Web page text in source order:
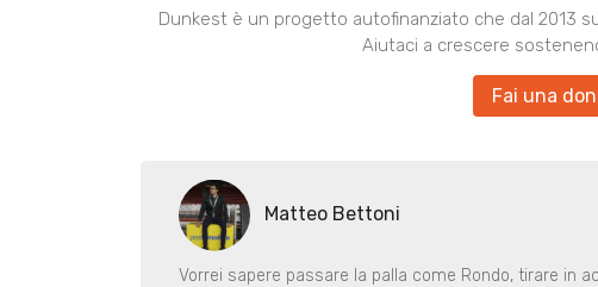
Dunkest è un progetto autofinanziato che dal 2013
Aiutaci a crescere
Fai una
Matteo Bettoni
Vorrei sapere passare la palla come Rondo, tirare in